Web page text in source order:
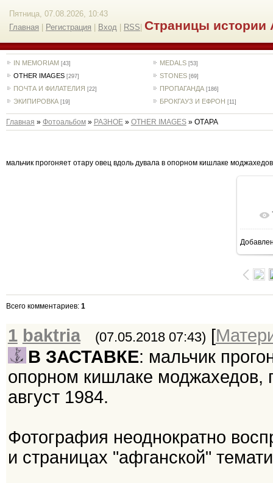
Пятница, 07.08.2026, 10:43
Главная
Регистрация Вход RSS Страницы истории
IN MEMORIAM [43] MEDALS [53]
OTHER IMAGES [297] STONES [69]
ПОЧТА И ФИЛАТЕЛИЯ [22] ПРОПАГАНДА [186]
ЭКИПИРОВКА [19] БРОКГАУЗ И ЕФРОН [11]
Главная » Фотоальбом» РАЗНОЕ» OTHER IMAGES» ОТАРА
мальчик прогоняет отару овец вдоль дувала в опорном кишлаке
Всего комментариев: 1
1 baktria (07.05.2018 07:43) [
В ЗАСТАВКЕ: мальчик
опорном кишлаке моджахедов,
август 1984.
Фотография неоднократно
и страницах "афганской"